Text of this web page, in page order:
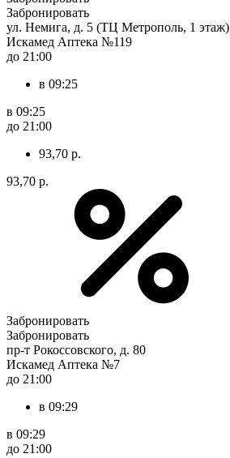
Забронировать
ул. Немига, д. 5 (ТЦ Метрополь, 1 этаж)
Искамед Аптека №119
до 21:00
в 09:25
в 09:25
до 21:00
93,70 р.
93,70 р.
Забронировать
Забронировать
пр-т Рокоссовского, д. 80
Искамед Аптека №7
до 21:00
в 09:29
в 09:29
до 21:00